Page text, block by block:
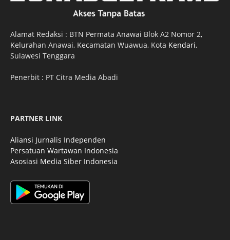
Alamat Redaksi : BTN Permata Anawai Blok A2 Nomor 2,
Kelurahan Anawai, Kecamatan Wuawua, Kota Kendari,
Sulawesi Tenggara
Penerbit : PT Citra Media Abadi
PARTNER LINK
Aliansi Jurnalis Independen
Persatuan Wartawan Indonesia
Asosiasi Media Siber Indonesia